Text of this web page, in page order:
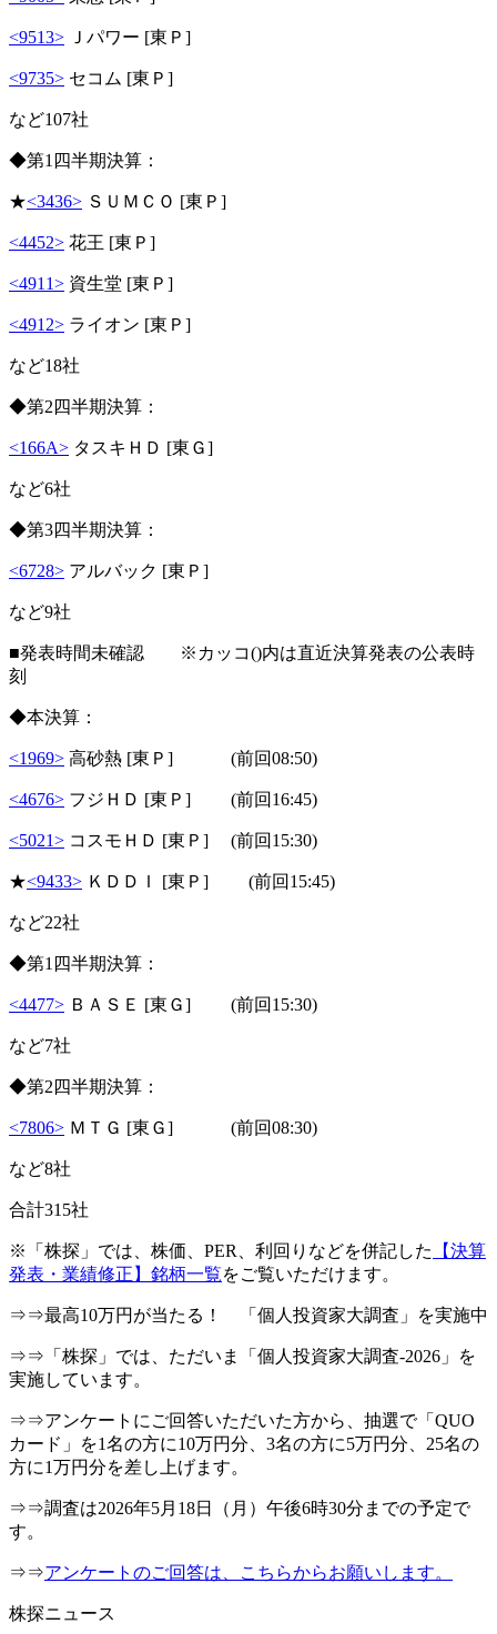
<9513> Ｊパワー [東Ｐ]
<9735> セコム [東Ｐ]
など107社
◆第1四半期決算：
★<3436> ＳＵＭＣＯ [東Ｐ]
<4452> 花王 [東Ｐ]
<4911> 資生堂 [東Ｐ]
<4912> ライオン [東Ｐ]
など18社
◆第2四半期決算：
<166A> タスキＨＤ [東Ｇ]
など6社
◆第3四半期決算：
<6728> アルバック [東Ｐ]
など9社
■発表時間未確認 ※カッコ()内は直近決算発表の公表時
刻
◆本決算：
<1969> 高砂熱 [東Ｐ] (前回08:50)
<4676> フジＨＤ [東Ｐ] (前回16:45)
<5021> コスモＨＤ [東Ｐ] (前回15:30)
★<9433> ＫＤＤＩ [東Ｐ] (前回15:45)
など22社
◆第1四半期決算：
<4477> ＢＡＳＥ [東Ｇ] (前回15:30)
など7社
◆第2四半期決算：
<7806> ＭＴＧ [東Ｇ] (前回08:30)
など8社
合計315社
※「株探」では、株価、PER、利回りなどを併記した
【決算
発表・業績修正】銘柄一覧をご覧いただけます。
⇒⇒最高10万円が当たる！ 「個人投資家大調査」を実施中
⇒⇒「株探」では、ただいま「個人投資家大調査-2026」を
実施しています。
⇒⇒アンケートにご回答いただいた方から、抽選で「QUO
カード」を1名の方に10万円分、3名の方に5万円分、25名の
方に1万円分を差し上げます。
⇒⇒調査は2026年5月18日（月）午後6時30分までの予定で
す。
⇒⇒アンケートのご回答は、こちらからお願いします。
株探ニュース